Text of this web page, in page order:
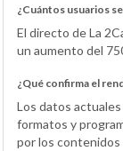
¿Cuántos usuarios
El directo de La
un aumento del
¿Qué confirma el
Los datos
formatos y
por los